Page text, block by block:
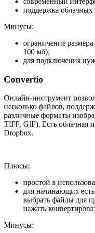
поддержка облачных
Минусы:
ограничение
100 мб);
для подключения
Convertio
Онлайн-инструмент
несколько файлов,
различные форматы
TIFF, GIF). Есть облачная
Dropbox.
Плюсы:
простой в
для начинающих
выбрать файлы для
нажать
Минусы: